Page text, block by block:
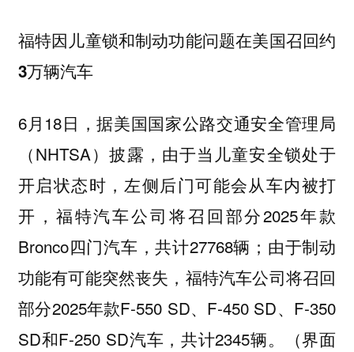
福特因儿童锁和制动功能问题在美国召回约
3万辆汽车
6月18日，据美国国家公路交通安全管理局
（NHTSA）披露，由于当儿童安全锁处于
开启状态时，左侧后门可能会从车内被打
开，福特汽车公司将召回部分2025年款
Bronco四门汽车，共计27768辆；由于制动
功能有可能突然丧失，福特汽车公司将召回
部分2025年款F-550 SD、F-450 SD、F-350
SD和F-250 SD汽车，共计2345辆。（界面